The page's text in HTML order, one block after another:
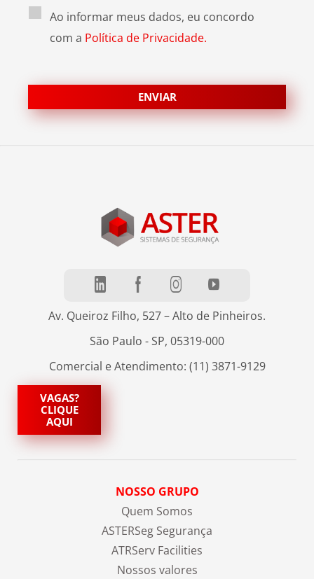
Ao informar meus dados, eu concordo
com a Política de Privacidade.
Av. Queiroz Filho, 527 – Alto de Pinheiros.
São Paulo - SP, 05319-000
Comercial e Atendimento: (11) 3871-9129
VAGAS?
CLIQUE
AQUI
NOSSO GRUPO
Quem Somos
ASTERSeg Segurança
ATRServ Facilities
Nossos valores